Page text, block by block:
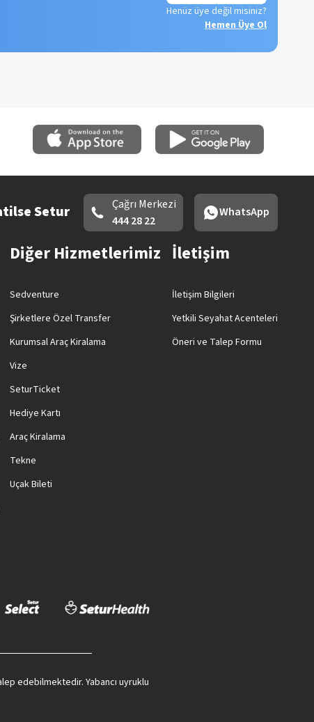
Henüz üye değil misiniz?
Hemen Üye Ol
Setur
Çağrı Merkezi
444 28 22
WhatsApp
Diğer Hizmetlerimiz
Sedventure
Şirketlere Özel Transfer
Kurumsal Araç Kiralama
Vize
SeturTicket
Hediye Kartı
Araç Kiralama
Tekne
Uçak Bileti
İletişim
İletişim Bilgileri
Yetkili Seyahat Acenteleri
Öneri ve Talep Formu
edebilmektedir. Yabancı uyruklu